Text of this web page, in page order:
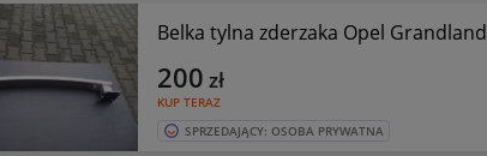
Belka tylna zderzaka Opel Grandland
KUP TERAZ
200 zł
SPRZEDAJĄCY: OSOBA PRYWATNA